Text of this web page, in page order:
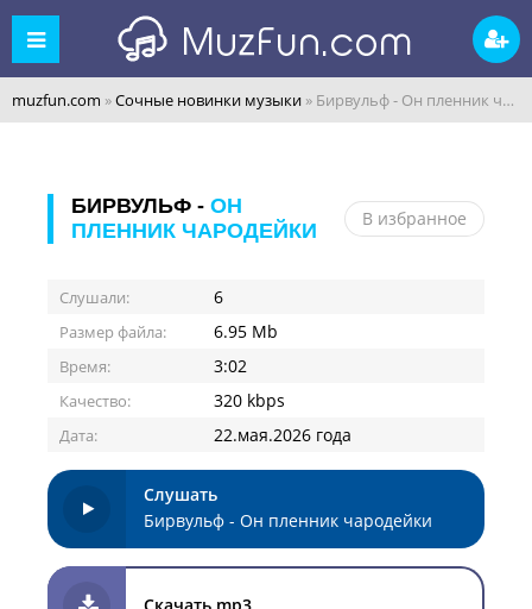
muzfun.com »Сочные новинки музыки » Бирвульф - Он пленник чародейки
БИРВУЛЬФ - ОН
ПЛЕННИК ЧАРОДЕЙКИ
В избранное
Слушали: 6
Размер файла: 6.95 Mb
Время: 3:02
Качество: 320 kbps
Дата: 22.мая.2026 года
Слушать
Бирвульф - Он пленник чародейки